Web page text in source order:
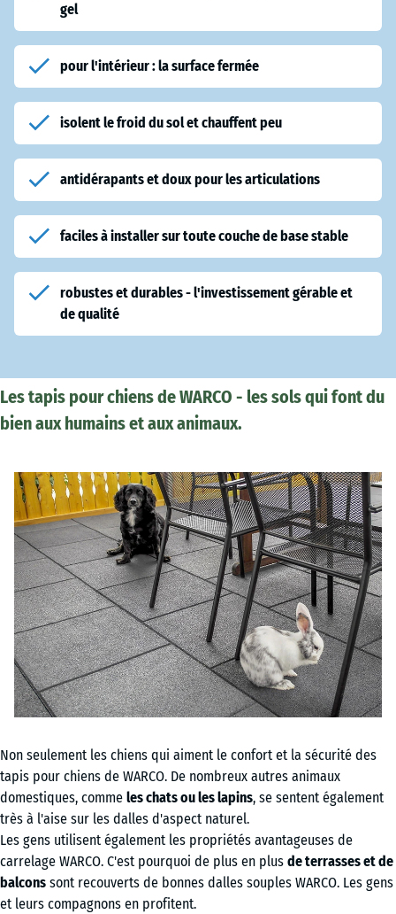
gel
pour l'intérieur : la surface fermée
isolent le froid du sol et chauffent peu
antidérapants et doux pour les articulations
faciles à installer sur toute couche de base stable
robustes et durables - l'investissement gérable et
de qualité
Les tapis pour chiens de WARCO - les sols qui font du
bien aux humains et aux animaux.
Non seulement les chiens qui aiment le confort et la sécurité des
tapis pour chiens de WARCO. De nombreux autres animaux
domestiques, comme les chats ou les lapins, se sentent également
très à l'aise sur les dalles d'aspect naturel.
Les gens utilisent également les propriétés avantageuses de
carrelage WARCO. C'est pourquoi de plus en plus de terrasses et de
balcons sont recouverts de bonnes dalles souples WARCO. Les gens
et leurs compagnons en profitent.